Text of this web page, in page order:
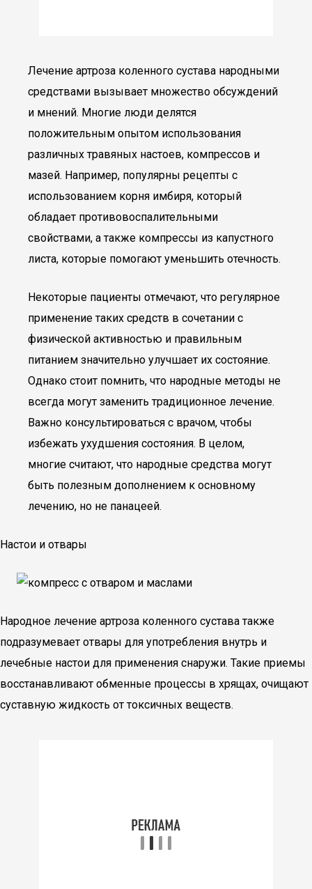
Лечение артроза коленного сустава народными
средствами вызывает множество обсуждений
и мнений. Многие люди делятся
положительным опытом использования
различных травяных настоев, компрессов и
мазей. Например, популярны рецепты с
использованием корня имбиря, который
обладает противовоспалительными
свойствами, а также компрессы из капустного
листа, которые помогают уменьшить отечность.
Некоторые пациенты отмечают, что регулярное
применение таких средств в сочетании с
физической активностью и правильным
питанием значительно улучшает их состояние.
Однако стоит помнить, что народные методы не
всегда могут заменить традиционное лечение.
Важно консультироваться с врачом, чтобы
избежать ухудшения состояния. В целом,
многие считают, что народные средства могут
быть полезным дополнением к основному
лечению, но не панацеей.
Настои и отвары
Народное лечение артроза коленного сустава также
подразумевает отвары для употребления внутрь и
лечебные настои для применения снаружи. Такие приемы
восстанавливают обменные процессы в хрящах, очищают
суставную жидкость от токсичных веществ.